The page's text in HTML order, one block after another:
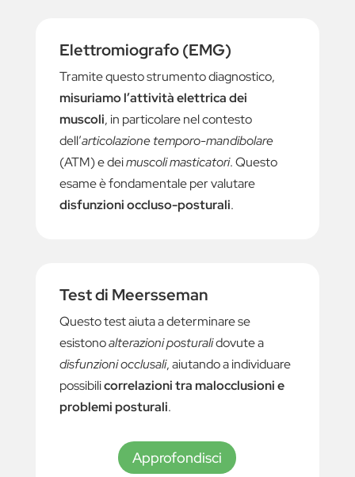
Elettromiografo (EMG)
Tramite questo strumento diagnostico,
misuriamo l’attività elettrica dei
muscoli, in particolare nel contesto
dell’articolazione temporo-mandibolare
(ATM) e deimuscoli masticatori. Questo
esame è fondamentale per valutare
disfunzioni occluso-posturali.
Test di Meersseman
Questo test aiuta a determinare se
esistonoalterazioni posturalidovute a
disfunzioni occlusali, aiutando a individuare
possibilicorrelazioni tra malocclusioni e
problemi posturali.
Approfondisci